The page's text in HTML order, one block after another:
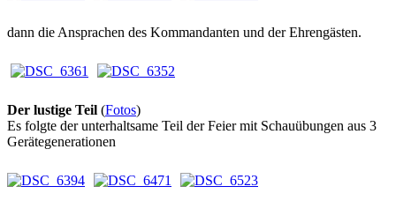
dann die Ansprachen des Kommandanten und der Ehrengästen.
Der lustige Teil (Fotos)
Es folgte der unterhaltsame Teil der Feier mit Schauübungen aus 3
Gerätegenerationen